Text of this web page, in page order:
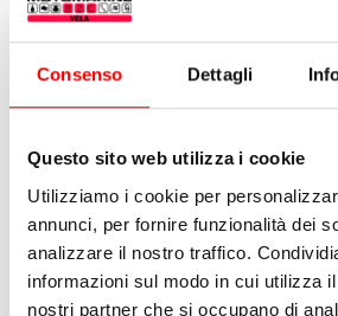
Consenso Dettagli
Questo sito web utilizza i cookie
Utilizziamo i cookie per
annunci, per fornire funzionalità dei
analizzare il nostro traffico.
informazioni sul modo in cui utilizza
nostri partner che si occupano di
essere imballata la spedizione del
Come mi viene rimborsato il
quando restituisco qualcosa?
ordinato. Cosa faccio ora?
NEWSLETTER
Non desidero più ricevere alcuna